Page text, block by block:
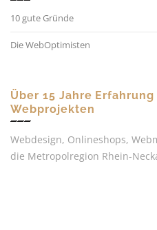
10 gute Gründe
Die WebOptimisten
Über 15 Jahre
Webprojekten
Webdesign, Onlineshops,
die Metropolregion Rhein-